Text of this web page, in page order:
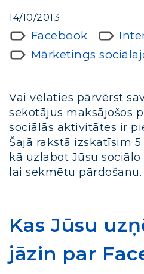
14/10/2013
Facebook
Mārketings
Vai vēlaties pārvērst
sekotājus maksājošos
sociālās aktivitātes ir
Šajā rakstā izskatīsim
kā uzlabot Jūsu
lai sekmētu pārdošanu.
Kas Jūsu
jāzin par